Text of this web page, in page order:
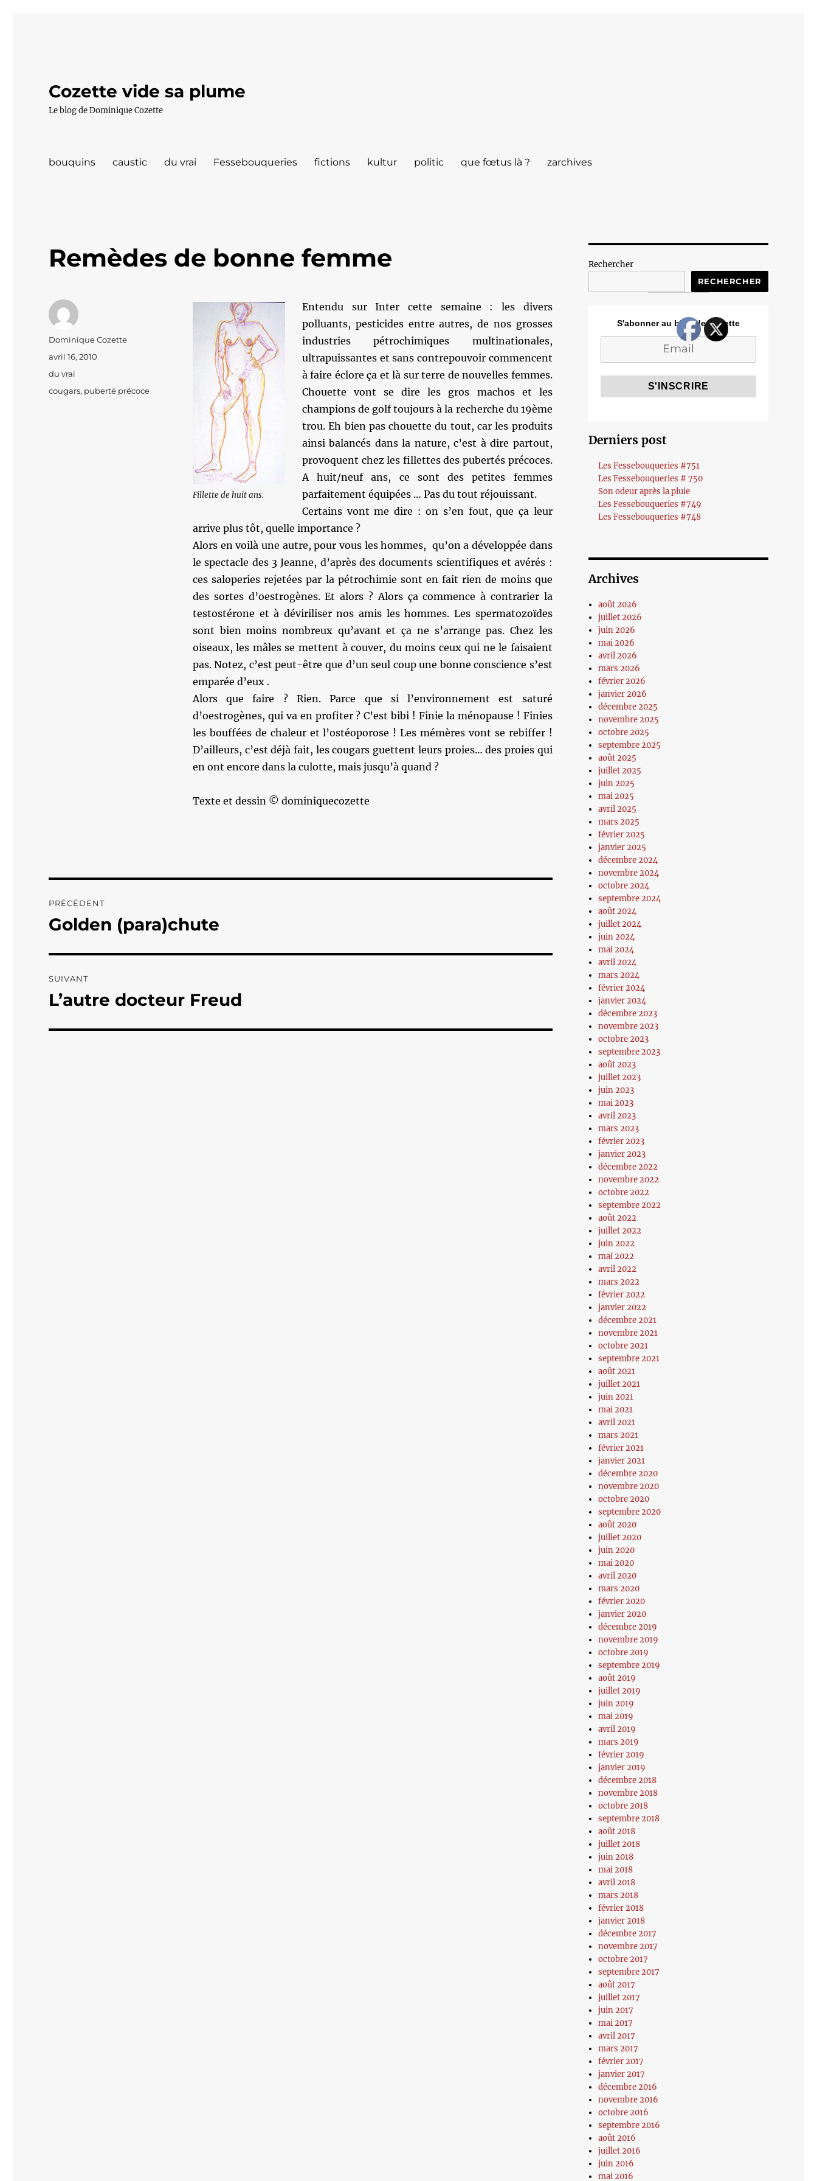
Cozette vide sa plume
Le blog de Dominique Cozette
bouquins caustic du vrai Fessebouqueries fictions kultur politic que fœtus là ? zarchives
Remèdes de bonne femme
Fillette de huit ans.
Entendu sur Inter cette semaine : les divers
polluants, pesticides entre autres, de nos grosses
industries pétrochimiques multinationales,
ultrapuissantes et sans contrepouvoir commencent
à faire éclore ça et là sur terre de nouvelles femmes.
Chouette vont se dire les gros machos et les
champions de golf toujours à la recherche du 19ème
trou. Eh bien pas chouette du tout, car les produits
ainsi balancés dans la nature, c’est à dire partout,
provoquent chez les fillettes des pubertés précoces.
A huit/neuf ans, ce sont des petites femmes
parfaitement équipées … Pas du tout réjouissant.
Certains vont me dire : on s’en fout, que ça leur
arrive plus tôt, quelle importance ?
Alors en voilà une autre, pour vous les hommes, qu’on a développée dans
le spectacle des 3 Jeanne, d’après des documents scientifiques et avérés :
ces saloperies rejetées par la pétrochimie sont en fait rien de moins que
des sortes d’oestrogènes. Et alors ? Alors ça commence à contrarier la
testostérone et à déviriliser nos amis les hommes. Les spermatozoïdes
sont bien moins nombreux qu’avant et ça ne s’arrange pas. Chez les
oiseaux, les mâles se mettent à couver, du moins ceux qui ne le faisaient
pas. Notez, c’est peut-être que d’un seul coup une bonne conscience s’est
emparée d’eux .
Alors que faire ? Rien. Parce que si l’environnement est saturé
d’oestrogènes, qui va en profiter ? C’est bibi ! Finie la ménopause ! Finies
les bouffées de chaleur et l’ostéoporose ! Les mémères vont se rebiffer !
D’ailleurs, c’est déjà fait, les cougars guettent leurs proies… des proies qui
en ont encore dans la culotte, mais jusqu’à quand ?
Texte et dessin © dominiquecozette
Auteur
Dominique Cozette
Publié
le
avril 16, 2010
Catégories
du vrai
Étiquettes
cougars, puberté précoce
de
PRÉCÉDENT
Publication
Golden (para)chute
SUIVANT
Publication
L’autre docteur Freud
Rechercher
RECHERCHER
S'abonner au blog de Cozette
Derniers post
Les Fessebouqueries #751
Les Fessebouqueries # 750
Son odeur après la pluie
Les Fessebouqueries #749
Les Fessebouqueries #748
Archives
août 2026
juillet 2026
juin 2026
mai 2026
avril 2026
mars 2026
février 2026
janvier 2026
décembre 2025
novembre 2025
octobre 2025
septembre 2025
août 2025
juillet 2025
juin 2025
mai 2025
avril 2025
mars 2025
février 2025
janvier 2025
décembre 2024
novembre 2024
octobre 2024
septembre 2024
août 2024
juillet 2024
juin 2024
mai 2024
avril 2024
mars 2024
février 2024
janvier 2024
décembre 2023
novembre 2023
octobre 2023
septembre 2023
août 2023
juillet 2023
juin 2023
mai 2023
avril 2023
mars 2023
février 2023
janvier 2023
décembre 2022
novembre 2022
octobre 2022
septembre 2022
août 2022
juillet 2022
juin 2022
mai 2022
avril 2022
mars 2022
février 2022
janvier 2022
décembre 2021
novembre 2021
octobre 2021
septembre 2021
août 2021
juillet 2021
juin 2021
mai 2021
avril 2021
mars 2021
février 2021
janvier 2021
décembre 2020
novembre 2020
octobre 2020
septembre 2020
août 2020
juillet 2020
juin 2020
mai 2020
avril 2020
mars 2020
février 2020
janvier 2020
décembre 2019
novembre 2019
octobre 2019
septembre 2019
août 2019
juillet 2019
juin 2019
mai 2019
avril 2019
mars 2019
février 2019
janvier 2019
décembre 2018
novembre 2018
octobre 2018
septembre 2018
août 2018
juillet 2018
juin 2018
mai 2018
avril 2018
mars 2018
février 2018
janvier 2018
décembre 2017
novembre 2017
octobre 2017
septembre 2017
août 2017
juillet 2017
juin 2017
mai 2017
avril 2017
mars 2017
février 2017
janvier 2017
décembre 2016
novembre 2016
octobre 2016
septembre 2016
août 2016
juillet 2016
juin 2016
mai 2016